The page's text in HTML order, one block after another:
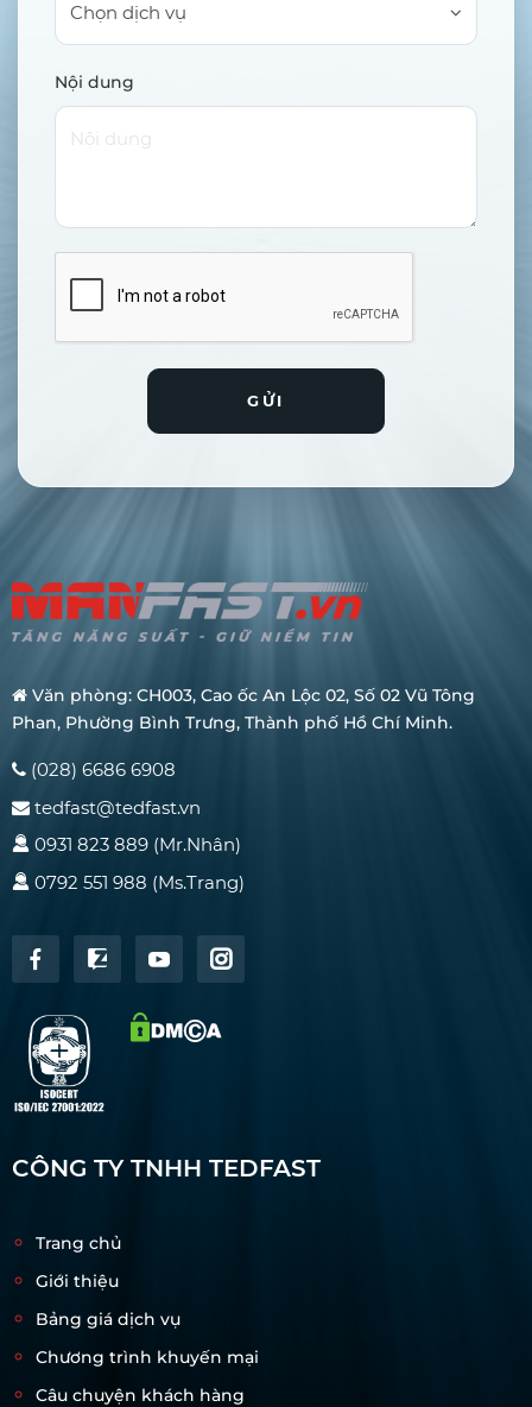
Chọn dịch vụ
Nội dung
GỬI
Văn phòng: CH003, Cao ốc An Lộc 02, Số 02 Vũ Tông
Phan, Phường Bình Trưng, Thành phố Hồ Chí Minh.
(028) 6686 6908
tedfast@tedfast.vn
0931 823 889 (Mr.Nhân)
0792 551 988 (Ms.Trang)
CÔNG TY TNHH TEDFAST
Trang chủ
Giới thiệu
Bảng giá dịch vụ
Chương trình khuyến mại
Câu chuyện khách hàng